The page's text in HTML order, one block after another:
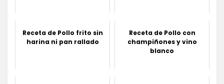
Receta de Pollo frito sin
harina ni pan rallado
Receta de Pollo con
champiñones y vino
blanco